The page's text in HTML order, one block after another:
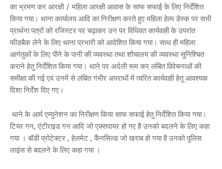
का भ्रमण कर आरक्षी / महिला आरक्षी आवास के साफ सफाई के लिए निर्देशित
किया गया। थाना कार्यालय आदि का निरीक्षण करते हुए महिला हेल्प डेस्क पर सभी
प्रार्थना पत्रों को रजिस्टर पर चढ़ाकर उन पर विधिवत कार्यवाही के उपरांत
फीडबैक लेने के लिए थाना प्रभारी को आदेशित किया गया। साथ ही महिला
आगंतुकों के लिए पीने के पानी की व्यवस्था तथा शौचालय की व्यवस्था सुनिश्चित
कराने हेतु निर्देशित किया गया। थाने पर अर्दली रूम कर लंबित विवेचनाओं की
समीक्षा की गई एवं उनमें से लंबित गंभीर अपराधों में त्वरित कार्यवाही हेतु आवश्यक
दिशा निर्देश दिए गए।
थाने के आर्म एम्युनेशन का निरीक्षण किया साफ सफाई हेतु निर्देशित किया गया।
टियर गन, एंटीराइड गन आदि जो एक्सपायर हो गए है उनको बदलने के लिए कहा
गया । बॉडी प्रोटेक्टर , हेलमेट , कैंनसिल्ड जो खराब हो गया है उनको पुलिस
लाइंस से बदलने के लिए कहा गया ।